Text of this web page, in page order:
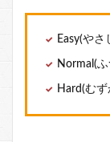
Easy(や
Normal(
Hard(む